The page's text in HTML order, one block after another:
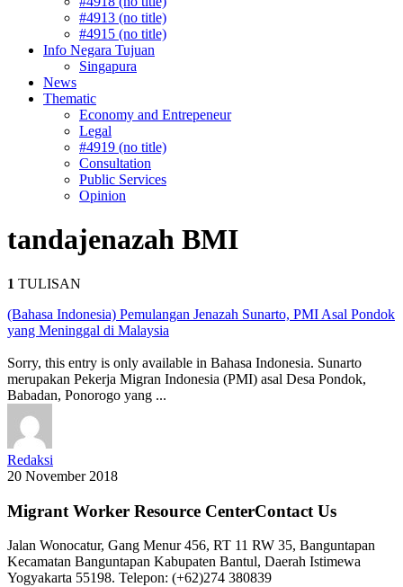
#4913 (no title)
#4915 (no title)
Info Negara Tujuan
Singapura
News
Thematic
Economy and Entrepeneur
Legal
#4919 (no title)
Consultation
Public Services
Opinion
tandajenazah BMI
1 TULISAN
(Bahasa Indonesia) Pemulangan Jenazah Sunarto, PMI Asal Pondok
yang Meninggal di Malaysia
Sorry, this entry is only available in Bahasa Indonesia. Sunarto
merupakan Pekerja Migran Indonesia (PMI) asal Desa Pondok,
Babadan, Ponorogo yang ...
Redaksi
20 November 2018
Migrant Worker Resource CenterContact Us
Jalan Wonocatur, Gang Menur 456, RT 11 RW 35, Banguntapan
Kecamatan Banguntapan Kabupaten Bantul, Daerah Istimewa
Yogyakarta 55198. Telepon: (+62)274 380839